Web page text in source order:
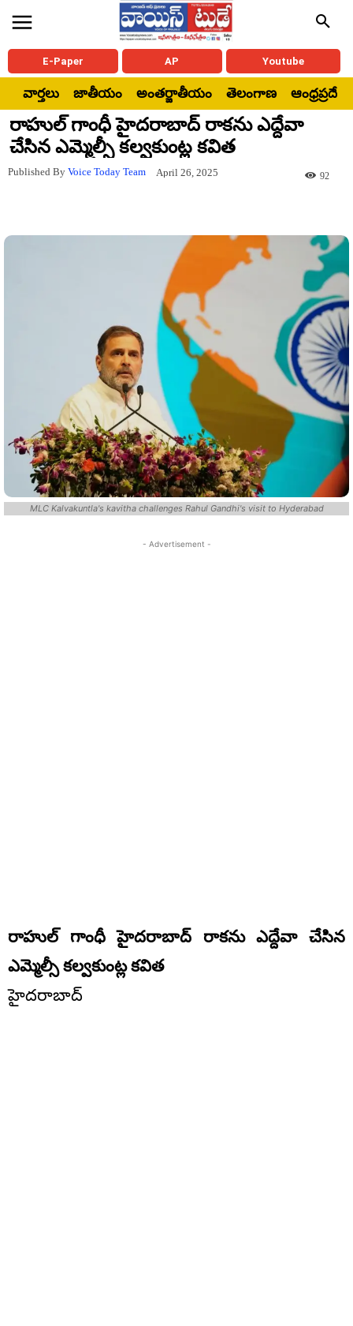
E-Paper AP Youtube
వార్తలు జాతీయం అంతర్జాతీయం తెలంగాణ ఆంధ్రప్రదేశ్
రాహుల్ గాంధీ హైదరాబాద్ రాకను ఎద్దేవా
చేసిన ఎమ్మెల్సీ కల్వకుంట్ల కవిత
Published By Voice Today Team April 26, 2025 92
MLC Kalvakuntla's kavitha challenges Rahul Gandhi's visit to Hyderabad
- Advertisement -
రాహుల్ గాంధీ హైదరాబాద్ రాకను ఎద్దేవా చేసిన
ఎమ్మెల్సీ కల్వకుంట్ల కవిత
హైదరాబాద్